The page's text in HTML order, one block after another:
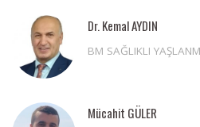
Dr. Kemal AYDIN
BM SAĞLIKLI
Mücahit GÜLER